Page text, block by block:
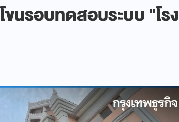
นรอบทดสอบระบบ "โรง